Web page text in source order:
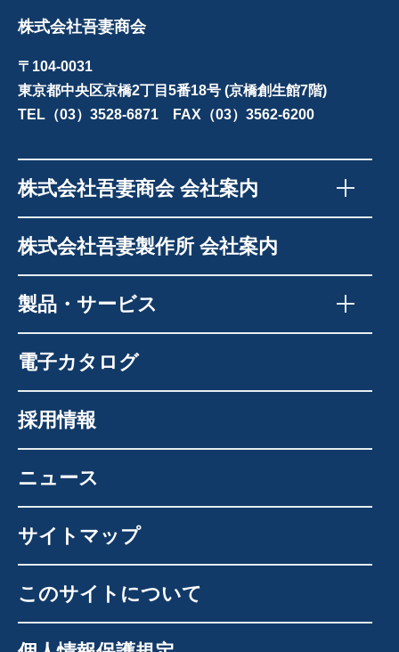
株式会社吾妻商会
〒104-0031
東京都中央区京橋2丁目5番18号 (京橋創生館7階)
TEL（03）3528-6871 FAX（03）3562-6200
株式会社吾妻商会 会社案内
株式会社吾妻製作所 会社案内
製品・サービス
電子カタログ
採用情報
ニュース
サイトマップ
このサイトについて